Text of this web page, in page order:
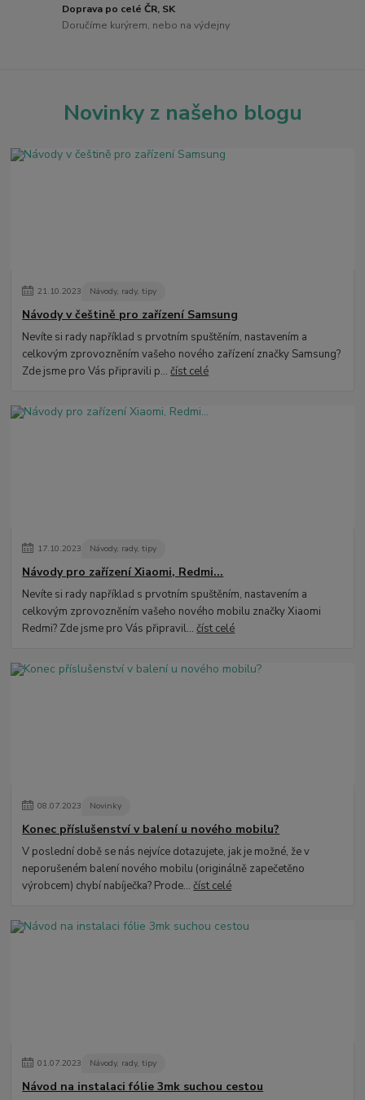
Doprava po celé ČR, SK
Doručíme kurýrem, nebo na výdejny
Novinky z našeho blogu
21.10.2023 Návody, rady, tipy
Návody v češtině pro zařízení Samsung
Nevíte si rady například s prvotním spuštěním, nastavením a
celkovým zprovozněním vašeho nového zařízení značky Samsung?
Zde jsme pro Vás připravili p...číst celé
17.10.2023 Návody, rady, tipy
Návody pro zařízení Xiaomi, Redmi...
Nevíte si rady například s prvotním spuštěním, nastavením a
celkovým zprovozněním vašeho nového mobilu značky Xiaomi
Redmi? Zde jsme pro Vás připravil...číst celé
08.07.2023 Novinky
Konec příslušenství v balení u nového mobilu?
V poslední době se nás nejvíce dotazujete, jak je možné, že v
neporušeném balení nového mobilu (originálně zapečetěno
výrobcem) chybí nabíječka? Prode...číst celé
01.07.2023 Návody, rady, tipy
Návod na instalaci fólie 3mk suchou cestou